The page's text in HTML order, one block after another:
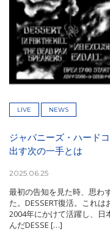
LIVE NEWS
ジャパニーズ・ハードコ
出す次の一手とは
2025.06.25
最初の告知を見た時、思わ
た。DESSERT復活。これ
2004年にかけて活躍し、日
んだDESSE […]